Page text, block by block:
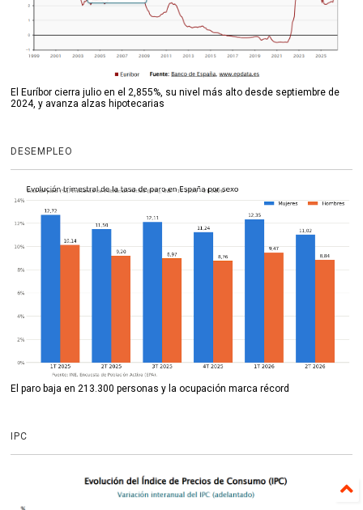
El Euríbor cierra julio en el 2,855%, su nivel más alto desde septiembre de
2024, y avanza alzas hipotecarias
DESEMPLEO
El paro baja en 213.300 personas y la ocupación marca récord
IPC